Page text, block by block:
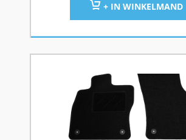
+ IN WINKELMAND